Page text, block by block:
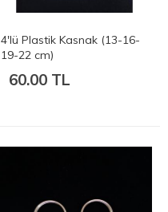
4'lü Plastik Kasnak (13-16-
19-22 cm)
60.00 TL